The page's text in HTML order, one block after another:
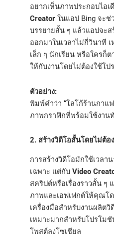
อยากเห็นภาพประกอบไอเ
Creator ในแอป Bing จะ
บรรยายสั้น ๆ แล้วแอปจะ
ออกมาในเวลาไม่กี่วินาที
เล็ก ๆ นักเรียน หรือใครก็
ให้กับงานโดยไม่ต้องใช้โ
ตัวอย่าง:
พิมพ์คำว่า “โลโก้ร้านกาแ
ภาพกราฟิกที่พร้อมใช้งาน
2. สร้างวิดีโอสั้นโดยไม่ต้อ
การสร้างวิดีโอมักใช้เวลา
เฉพาะ แต่กับ Video
สคริปต์หรือเรื่องราวสั้น ๆ
ภาพและเอฟเฟกต์ให้คุณโ
เครื่องมือสำหรับงานผลิต
เหมาะมากสำหรับโปรโม
โพสต์ลงโซเชียล